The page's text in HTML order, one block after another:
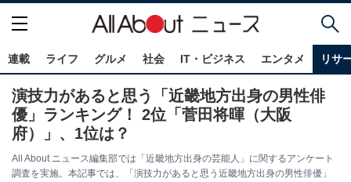
連載 ライフ グルメ 社会 IT・ビジネス エンタメ リサ
演技力があると思う「近畿地方出身の男性俳
優」ランキング！ 2位「菅田将暉（大阪
府）」、1位は？
All About ニュース編集部では「近畿地方出身の芸能人」に関するアンケート
調査を実施。本記事では、「演技力があると思う近畿地方出身の男性俳優」